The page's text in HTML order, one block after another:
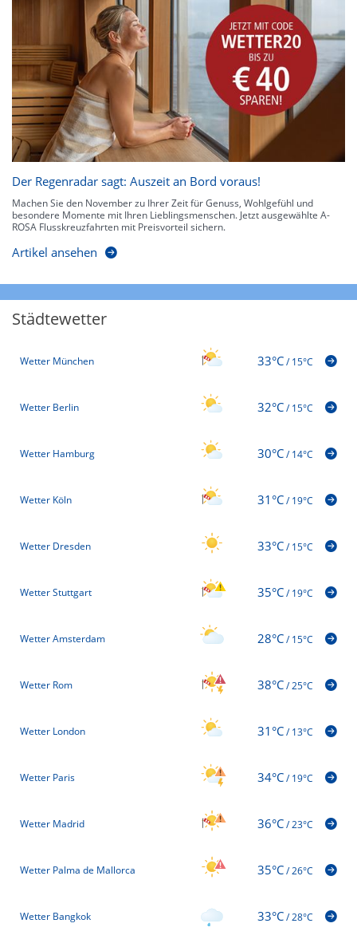
Der Regenradar sagt: Auszeit an Bord voraus!
Machen Sie den November zu Ihrer Zeit für Genuss, Wohlgefühl und
besondere Momente mit Ihren Lieblingsmenschen. Jetzt ausgewählte A-
ROSA Flusskreuzfahrten mit Preisvorteil sichern.
Artikel ansehen
Städtewetter
Wetter München 33°C/15°C
Wetter Berlin 32°C/15°C
Wetter Hamburg 30°C/14°C
Wetter Köln 31°C/19°C
Wetter Dresden 33°C/15°C
Wetter Stuttgart 35°C/19°C
Wetter Amsterdam 28°C/15°C
Wetter Rom 38°C/25°C
Wetter London 31°C/13°C
Wetter Paris 34°C/19°C
Wetter Madrid 36°C/23°C
Wetter Palma de Mallorca 35°C/26°C
Wetter Bangkok 33°C/28°C